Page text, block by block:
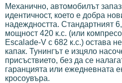
Механично, автомобилът
идентичност, което е добра
надеждността. Стандартният
мощност 420 к.с. (или
Escalade-V с 682 к.с.) остава
капак. Тунингът е изцяло
присъствието, без да се
гаранцията или ежедневната
кросоувъра.